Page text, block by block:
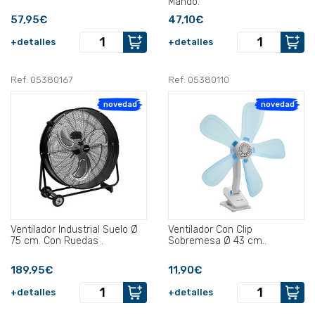
57,95€
+detalles
47,10€
+detalles
Ref: 05380167
novedad
Ventilador Industrial Suelo Ø
75 cm. Con Ruedas .
189,95€
+detalles
Ref: 05380110
novedad
Ventilador Con Clip
Sobremesa Ø 43 cm..
11,90€
+detalles